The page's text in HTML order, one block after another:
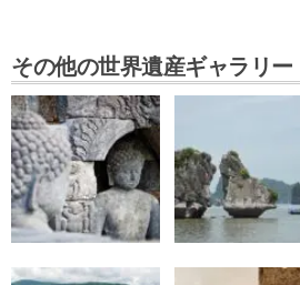
その他の世界遺産ギャラリー